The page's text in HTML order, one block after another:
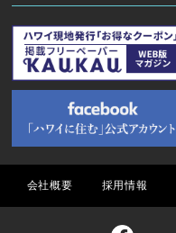
会社概要 採用情報